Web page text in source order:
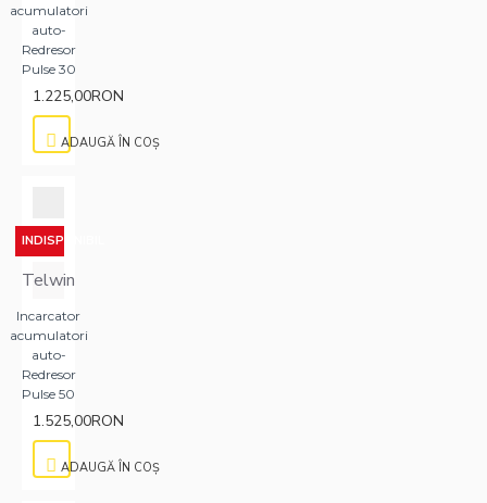
acumulatori
auto-
Redresor
Pulse 30
1.225,00RON
ADAUGĂ ÎN COŞ
INDISPONIBIL
Telwin
Incarcator
acumulatori
auto-
Redresor
Pulse 50
1.525,00RON
ADAUGĂ ÎN COŞ